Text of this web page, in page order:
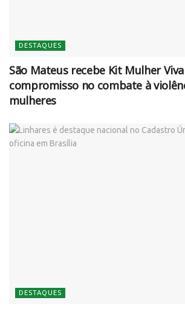
DESTAQUES
São Mateus recebe Kit Mulher
compromisso no combate à
mulheres
DESTAQUES